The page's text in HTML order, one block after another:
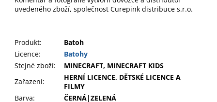
uvedeného zboží, společnost Curepink distribuce s.r.o.
Produkt:
Batoh
Licence:
Batohy
Stejné zboží:
MINECRAFT, MINECRAFT KIDS
Zařazení:
HERNÍ LICENCE, DĚTSKÉ LICENCE A
FILMY
Barva: ČERNÁ|ZELENÁ